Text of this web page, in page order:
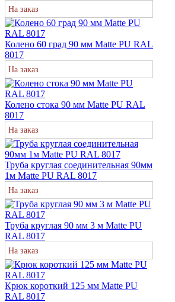
На заказ
Колено 60 град 90 мм Matte PU RAL
8017
На заказ
Колено стока 90 мм Matte PU RAL
8017
На заказ
Труба круглая соединительная 90мм
1м Matte PU RAL 8017
На заказ
Труба круглая 90 мм 3 м Matte PU
RAL 8017
На заказ
Крюк короткий 125 мм Matte PU
RAL 8017